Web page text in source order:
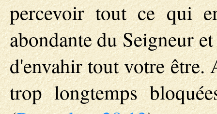
percevoir tout ce qui
abondante du Seigneur
d'envahir tout votre être.
trop longtemps